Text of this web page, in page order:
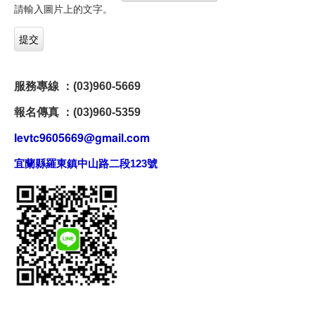
請輸入圖片上的文字。
服務專線 ：(03)960-5669
報名傳真 ：(03)960-5359
levtc9605669@gmail.com
宜蘭縣羅東鎮中山路二段123號